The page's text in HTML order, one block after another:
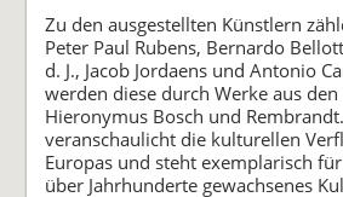
Zu den ausgestellten Künstlern
Peter Paul Rubens, Bernardo
d. J., Jacob Jordaens und Antonio
werden diese durch Werke aus
Hieronymus Bosch und
veranschaulicht die kulturellen
Europas und steht exemplarisch
über Jahrhunderte gewachsenes